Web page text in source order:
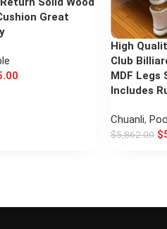
Great
High
Club
MDF
Includes
Chuanli,
$5,862.00 $